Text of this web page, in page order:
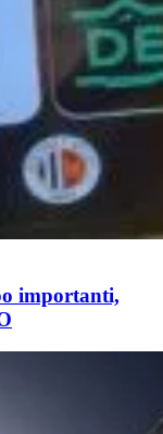
importanti,